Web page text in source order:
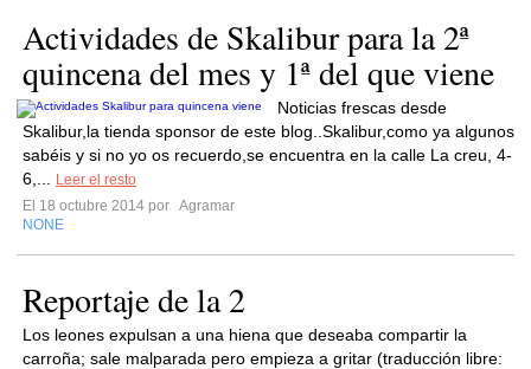
Actividades de Skalibur para la 2ª
quincena del mes y 1ª del que viene
Noticias frescas desde
Skalibur,la tienda sponsor de este blog..Skalibur,como ya algunos
sabéis y si no yo os recuerdo,se encuentra en la calle La creu, 4-
6,...
Leer el resto
El 18 octubre 2014 por Agramar
NONE
Reportaje de la 2
Los leones expulsan a una hiena que deseaba compartir la
carroña; sale malparada pero empieza a gritar (traducción libre: